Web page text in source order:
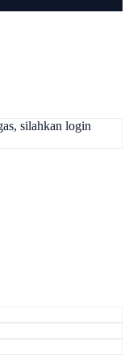
silahkan login